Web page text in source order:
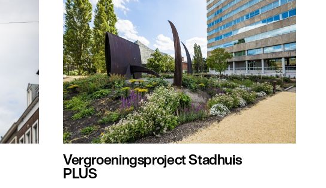
Vergroeningsproject Stadhuis
PLUS